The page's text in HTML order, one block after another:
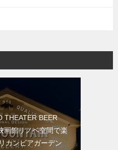
THEATER BEER
画館リノベ空間で楽
カンビアガーデン